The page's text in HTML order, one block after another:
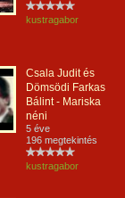
kustragabor
Csala Judit és
Dömsödi Farkas
Bálint - Mariska
néni
5 éve
196 megtekintés
kustragabor